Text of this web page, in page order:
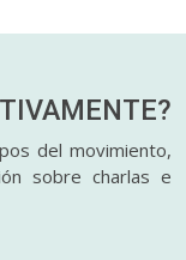
del movimiento,
sobre charlas e